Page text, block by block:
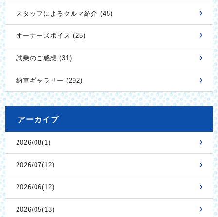
スタッフによるクルマ紹介 (45)
オーナーズボイス (25)
試乗のご感想 (31)
納車ギャラリー (292)
アーカイブ
2026/08(1)
2026/07(12)
2026/06(12)
2026/05(13)